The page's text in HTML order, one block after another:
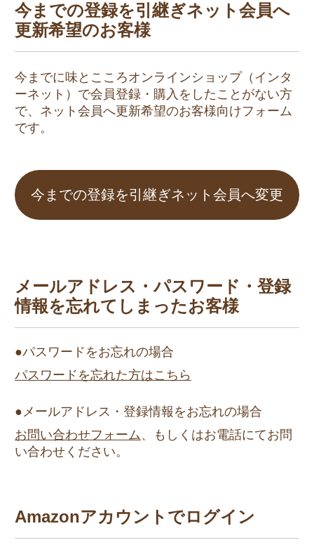
今までの登録を引継ぎネット会員へ
更新希望のお客様
今までに味とこころオンラインショップ（インタ
ーネット）で会員登録・購入をしたことがない方
で、ネット会員へ更新希望のお客様向けフォーム
です。
今までの登録を引継ぎネット会員へ変更
メールアドレス・パスワード・登録
情報を忘れてしまったお客様
●パスワードをお忘れの場合
パスワードを忘れた方はこちら
●メールアドレス・登録情報をお忘れの場合
お問い合わせフォーム、もしくはお電話にてお問
い合わせください。
Amazonアカウントでログイン